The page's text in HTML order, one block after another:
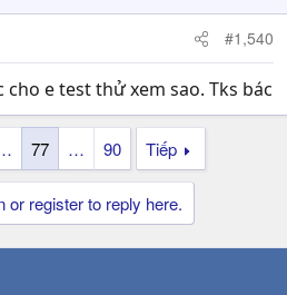
#1,540
cho e test thử xem sao. Tks bác
77 … 90 Tiếp
or register to reply here.